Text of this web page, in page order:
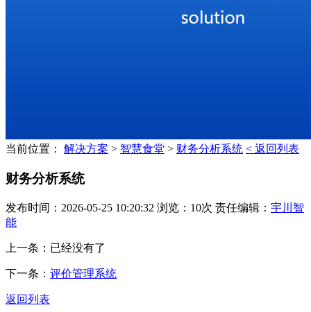
当前位置： 解决方案 > 智慧食堂 > 财务分析系统 < 返回列表
财务分析系统
发布时间：2026-05-25 10:20:32 浏览：10次 责任编辑： 宇川智
能
上一条：已经没有了
下一条： 评价管理系统
返回列表